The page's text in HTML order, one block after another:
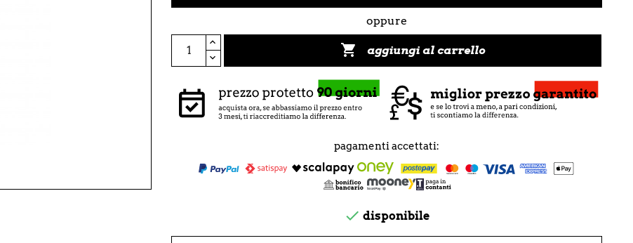
oppure
 aggiungi al carrello
pagamenti accettati:
 disponibile